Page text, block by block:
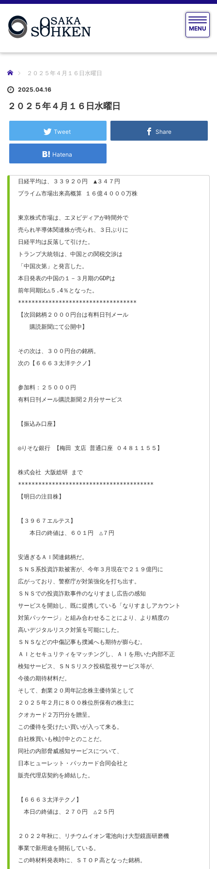
T
o
g
MENU
ホーム ２０２５年４月１６日水曜日
2025.04.16
２０２５年４月１６日水曜日
Tweet Share
Hatena
日経平均は、３３９２０円　▲３４７円
プライム市場出来高概算 １６億４０００万株
東京株式市場は、エヌビディアが時間外で
売られ半導体関連株が売られ、３日ぶりに
日経平均は反落して引けた。
トランプ大統領は、中国との関税交渉は
「中国次第」と発言した。
本日発表の中国の１－３月期のGDPは
前年同期比△５.4％となった。
***********************************
【次回銘柄２０００円台は有料日刊メール
購読新聞にて公開中】
その次は、３００円台の銘柄。
次の【６６６３太洋テクノ】
参加料：２５０００円
有料日刊メール購読新聞２月分サービス
【振込み口座】
◎りそな銀行 【梅田 支店 普通口座 ０４８１１５５】
株式会社 大阪総研 まで
****************************************
【明日の注目株】
【３９６７エルテス】
本日の終値は、６０１円　△７円
安過ぎるＡＩ関連銘柄だ。
ＳＮＳ系投資詐欺被害が、今年３月現在で２１９億円に
広がっており、警察庁が対策強化を打ち出す。
ＳＮＳでの投資詐欺事件のなりすまし広告の感知
サービスを開始し、既に提携している「なりすましアカウント
対策パッケージ」と組み合わせることにより、より精度の
高いデジタルリスク対策を可能にした。
ＳＮＳなどの中傷記事も撲滅へも期待が膨らむ。
ＡＩとセキュリティをマッチングし、ＡＩを用いた内部不正
検知サービス、ＳＮＳリスク投稿監視サービス等が、
今後の期待材料だ。
そして、創業２０周年記念株主優待策として
２０２５年２月に８００株位所保有の株主に
クオカード２万円分を贈呈。
この優待を受けたい買いが入って来る。
自社株買いも検討中とのことだ。
同社の内部脅威感知サービスについて、
日本ヒューレット・パッカード合同会社と
販売代理店契約を締結した。
【６６６３太洋テクノ】
本日の終値は、２７０円　△２５円
２０２２年秋に、リチウムイオン電池向け大型鏡面研磨機
事業で新用途を開拓している。
この時材料発表時に、ＳＴＯＰ高となった銘柄。